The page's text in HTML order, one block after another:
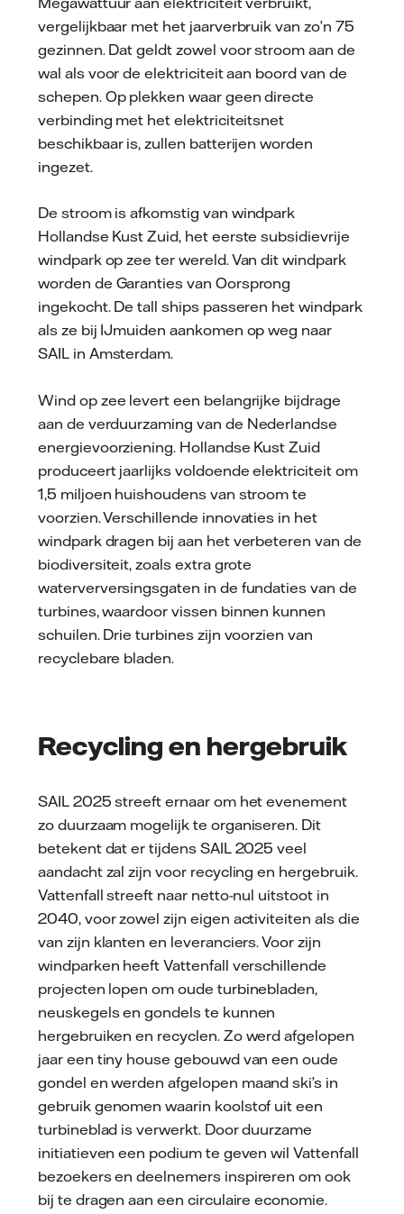
vergelijkbaar met het jaarverbruik van zo’n 75
gezinnen. Dat geldt zowel voor stroom aan de
wal als voor de elektriciteit aan boord van de
schepen. Op plekken waar geen directe
verbinding met het elektriciteitsnet
beschikbaar is, zullen batterijen worden
ingezet.
De stroom is afkomstig van windpark
Hollandse Kust Zuid, het eerste subsidievrije
windpark op zee ter wereld. Van dit windpark
worden de Garanties van Oorsprong
ingekocht. De tall ships passeren het windpark
als ze bij IJmuiden aankomen op weg naar
SAIL in Amsterdam.
Wind op zee levert een belangrijke bijdrage
aan de verduurzaming van de Nederlandse
energievoorziening. Hollandse Kust Zuid
produceert jaarlijks voldoende elektriciteit om
1,5 miljoen huishoudens van stroom te
voorzien. Verschillende innovaties in het
windpark dragen bij aan het verbeteren van de
biodiversiteit, zoals extra grote
waterverversingsgaten in de fundaties van de
turbines, waardoor vissen binnen kunnen
schuilen. Drie turbines zijn voorzien van
recyclebare bladen.
Recycling en hergebruik
SAIL 2025 streeft ernaar om het evenement
zo duurzaam mogelijk te organiseren. Dit
betekent dat er tijdens SAIL 2025 veel
aandacht zal zijn voor recycling en hergebruik.
Vattenfall streeft naar netto-nul uitstoot in
2040, voor zowel zijn eigen activiteiten als die
van zijn klanten en leveranciers. Voor zijn
windparken heeft Vattenfall verschillende
projecten lopen om oude turbinebladen,
neuskegels en gondels te kunnen
hergebruiken en recyclen. Zo werd afgelopen
jaar een tiny house gebouwd van een oude
gondel en werden afgelopen maand ski’s in
gebruik genomen waarin koolstof uit een
turbineblad is verwerkt. Door duurzame
initiatieven een podium te geven wil Vattenfall
bezoekers en deelnemers inspireren om ook
bij te dragen aan een circulaire economie.